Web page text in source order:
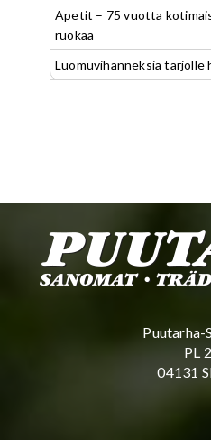
Apetit – 75 vuotta
ruokaa
Luomuvihanneksia tarjolle
Puutarha-
PL
04131